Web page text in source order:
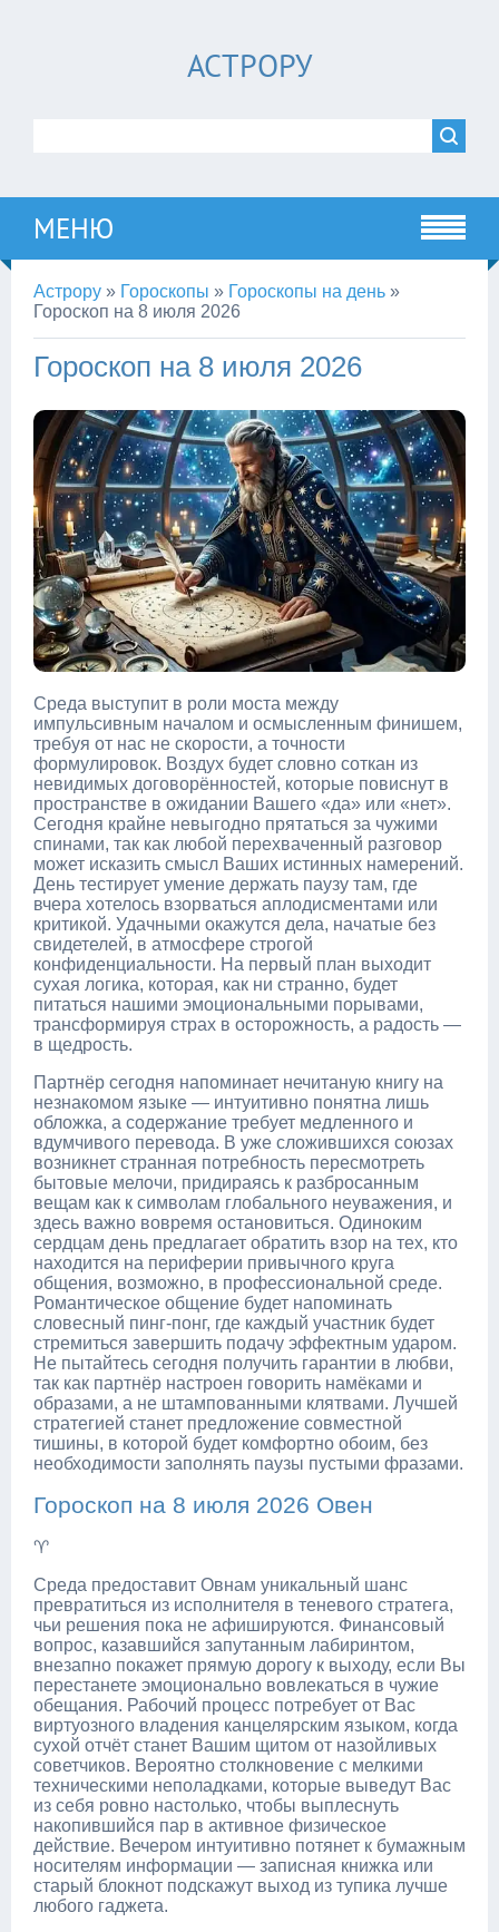
АСТРОРУ
МЕНЮ
Астрору » Гороскопы » Гороскопы на день »
Гороскоп на 8 июля 2026
Гороскоп на 8 июля 2026
Среда выступит в роли моста между
импульсивным началом и осмысленным финишем,
требуя от нас не скорости, а точности
формулировок. Воздух будет словно соткан из
невидимых договорённостей, которые повиснут в
пространстве в ожидании Вашего «да» или «нет».
Сегодня крайне невыгодно прятаться за чужими
спинами, так как любой перехваченный разговор
может исказить смысл Ваших истинных намерений.
День тестирует умение держать паузу там, где
вчера хотелось взорваться аплодисментами или
критикой. Удачными окажутся дела, начатые без
свидетелей, в атмосфере строгой
конфиденциальности. На первый план выходит
сухая логика, которая, как ни странно, будет
питаться нашими эмоциональными порывами,
трансформируя страх в осторожность, а радость —
в щедрость.
Партнёр сегодня напоминает нечитаную книгу на
незнакомом языке — интуитивно понятна лишь
обложка, а содержание требует медленного и
вдумчивого перевода. В уже сложившихся союзах
возникнет странная потребность пересмотреть
бытовые мелочи, придираясь к разбросанным
вещам как к символам глобального неуважения, и
здесь важно вовремя остановиться. Одиноким
сердцам день предлагает обратить взор на тех, кто
находится на периферии привычного круга
общения, возможно, в профессиональной среде.
Романтическое общение будет напоминать
словесный пинг-понг, где каждый участник будет
стремиться завершить подачу эффектным ударом.
Не пытайтесь сегодня получить гарантии в любви,
так как партнёр настроен говорить намёками и
образами, а не штампованными клятвами. Лучшей
стратегией станет предложение совместной
тишины, в которой будет комфортно обоим, без
необходимости заполнять паузы пустыми фразами.
Гороскоп на 8 июля 2026 Овен
♈
Среда предоставит Овнам уникальный шанс
превратиться из исполнителя в теневого стратега,
чьи решения пока не афишируются. Финансовый
вопрос, казавшийся запутанным лабиринтом,
внезапно покажет прямую дорогу к выходу, если Вы
перестанете эмоционально вовлекаться в чужие
обещания. Рабочий процесс потребует от Вас
виртуозного владения канцелярским языком, когда
сухой отчёт станет Вашим щитом от назойливых
советчиков. Вероятно столкновение с мелкими
техническими неполадками, которые выведут Вас
из себя ровно настолько, чтобы выплеснуть
накопившийся пар в активное физическое
действие. Вечером интуитивно потянет к бумажным
носителям информации — записная книжка или
старый блокнот подскажут выход из тупика лучше
любого гаджета.